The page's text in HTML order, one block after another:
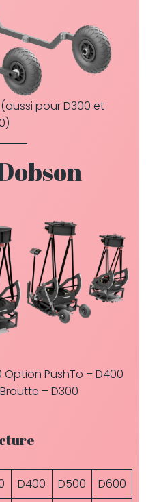
pour D300 et
PushTo – D400
– D300
D400 D500
D600